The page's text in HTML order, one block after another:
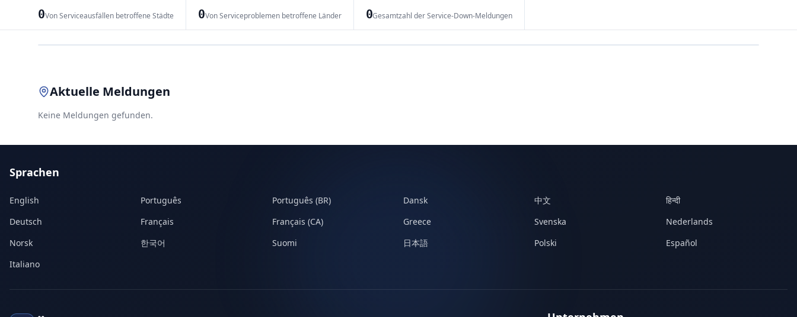
0Von Serviceausfällen betroffene Städte 0Von Serviceproblemen betroffene Länder 0Gesamtzahl der Service-Down-Meldungen
Aktuelle Meldungen
Keine Meldungen gefunden.
Sprachen
English Português Português (BR) Dansk 中文
हिन्दी
Deutsch
Français Français (CA) Greece Svenska
Nederlands
Norsk
한국어 Suomi 日本語 Polski
Español
Italiano